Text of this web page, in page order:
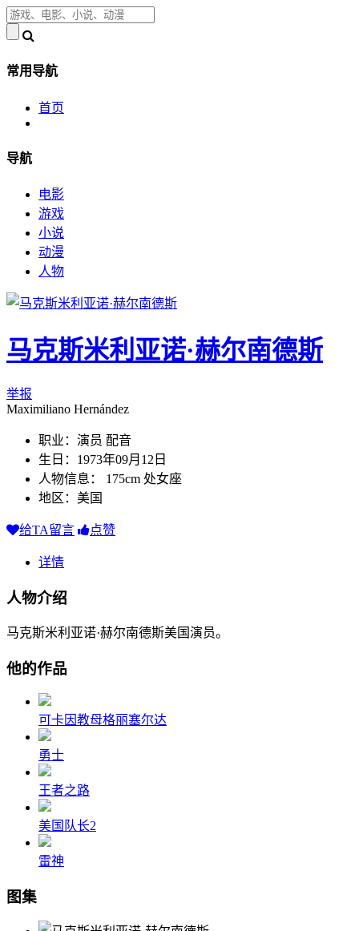
常用导航
首页
导航
电影
游戏
小说
动漫
人物
马克斯米利亚诺·赫尔南德斯
举报
Maximiliano Hernández
职业：演员 配音
生日：1973年09月12日
人物信息： 175cm 处女座
地区：美国
给TA留言 点赞
详情
人物介绍
马克斯米利亚诺·赫尔南德斯美国演员。
他的作品
可卡因教母格丽塞尔达
勇士
王者之路
美国队长2
雷神
图集